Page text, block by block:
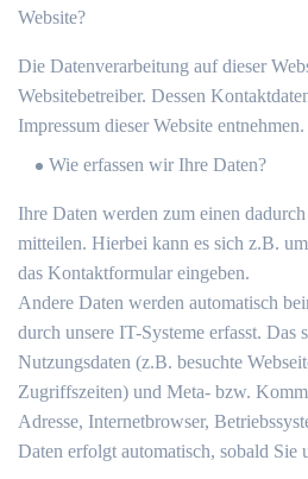
Website?
Die Datenverarbeitung auf dieser
Websitebetreiber. Dessen
Impressum dieser Website entnehmen.
Wie erfassen wir Ihre Daten?
Ihre Daten werden zum einen
mitteilen. Hierbei kann es sich z.B.
das Kontaktformular eingeben.
Andere Daten werden automatisch
durch unsere IT-Systeme erfasst. Das
Nutzungsdaten (z.B. besuchte
Zugriffszeiten) und Meta- bzw.
Adresse, Internetbrowser,
Daten erfolgt automatisch, sobald Sie